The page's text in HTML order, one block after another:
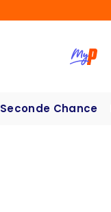
Seconde Chance